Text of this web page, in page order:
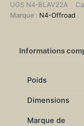
UGS N4-BLAV22A
Marque : N4-Offroad
Informations
Poids
Dimensions
Marque de